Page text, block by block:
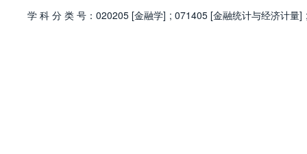
学 科 分 类 号： 020205 [金融学] ; 071405 [金融统计与经济计量]